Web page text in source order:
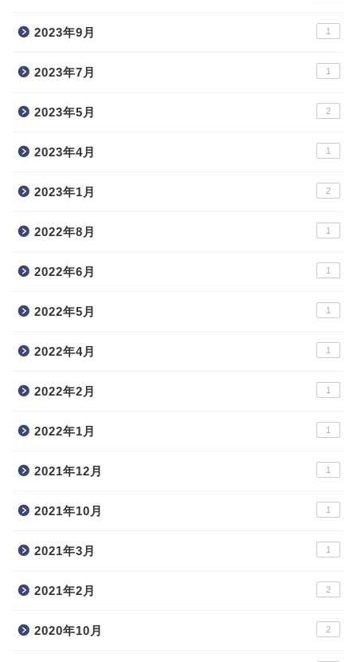
2023年9月 1
2023年7月 1
2023年5月 2
2023年4月 1
2023年1月 2
2022年8月 1
2022年6月 1
2022年5月 1
2022年4月 1
2022年2月 1
2022年1月 1
2021年12月 1
2021年10月 1
2021年3月 1
2021年2月 2
2020年10月 2